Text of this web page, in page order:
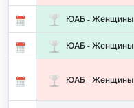
ЮАБ - Женщины
ЮАБ - Женщины
ЮАБ - Женщины